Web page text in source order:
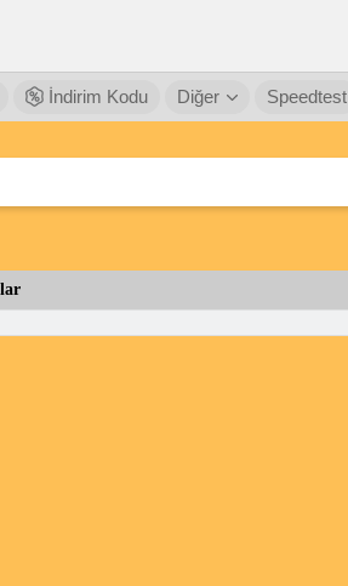
İndirim Kodu Diğer Speedtest